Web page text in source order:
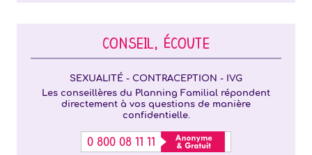
CONSEIL, ÉCOUTE
SEXUALITÉ - CONTRACEPTION - IVG
Les conseillères du Planning Familial répondent
directement à vos questions de manière
confidentielle.
0 800 08 11 11